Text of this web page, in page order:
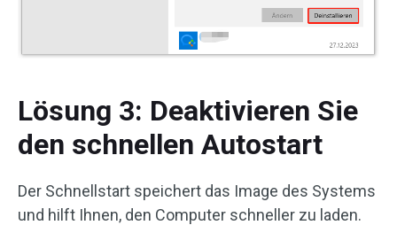
Lösung 3: Deaktivieren Sie
den schnellen Autostart
Der Schnellstart speichert das Image des Systems
und hilft Ihnen, den Computer schneller zu laden.